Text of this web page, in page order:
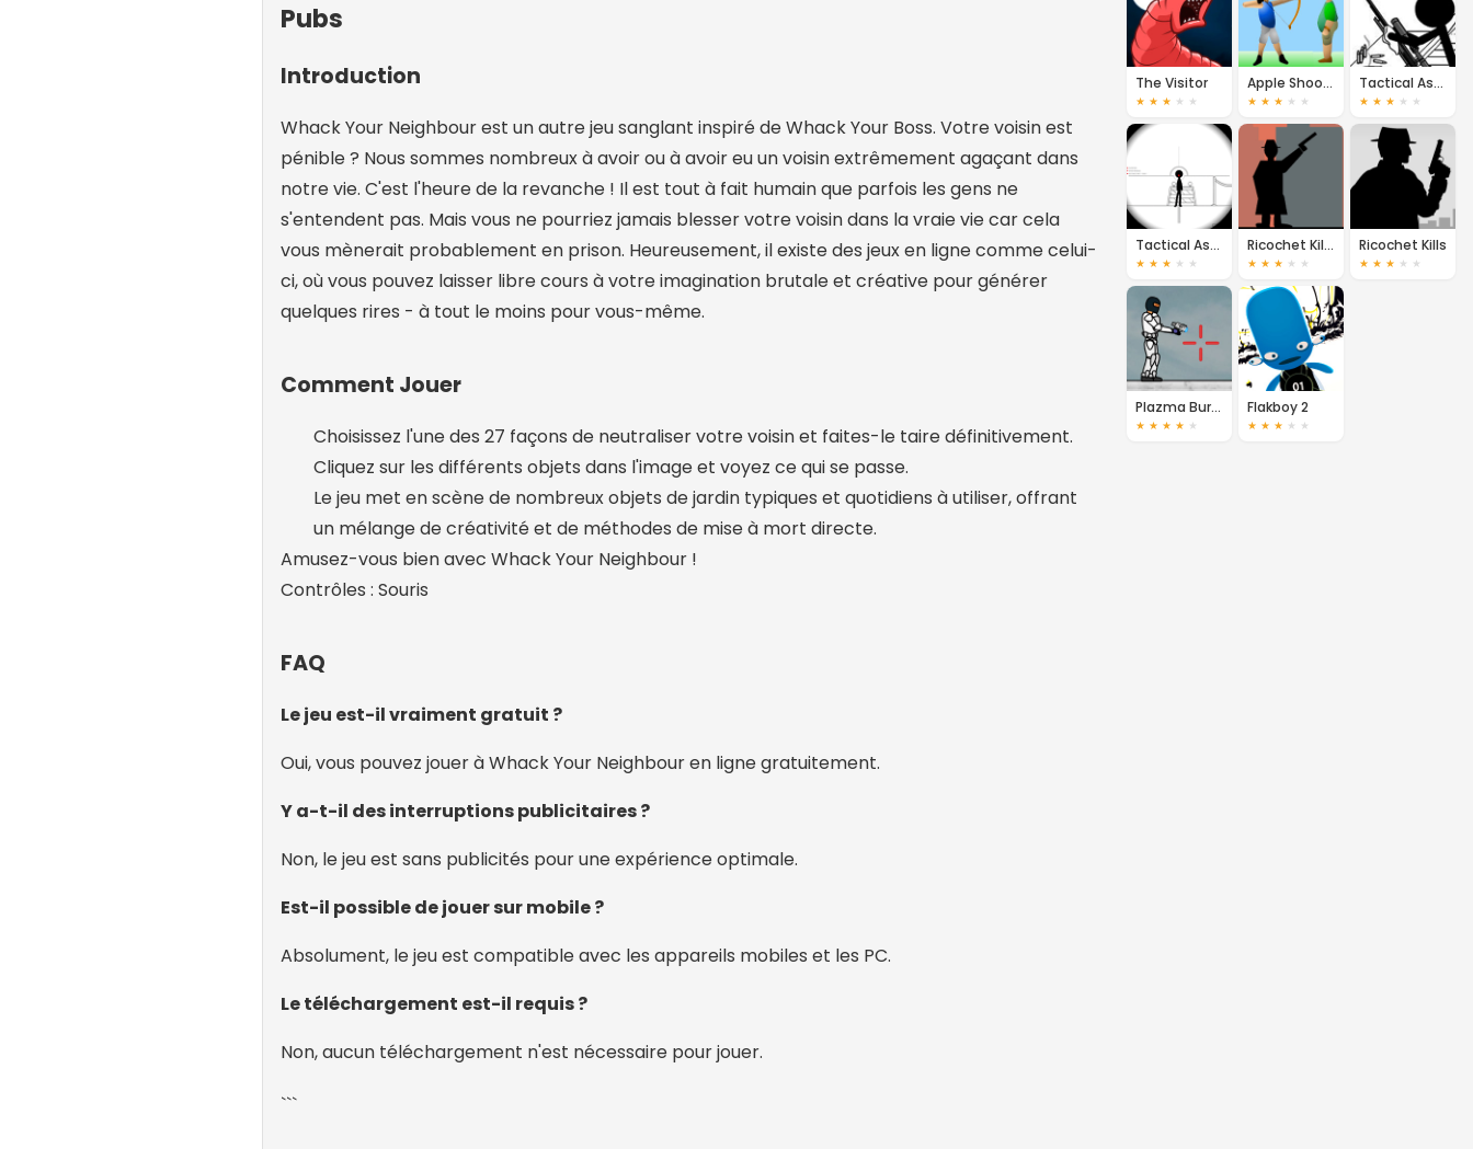
Pubs
Introduction
Whack Your Neighbour est un autre jeu sanglant inspiré de Whack Your Boss. Votre voisin est
pénible ? Nous sommes nombreux à avoir ou à avoir eu un voisin extrêmement agaçant dans
notre vie. C'est l'heure de la revanche ! Il est tout à fait humain que parfois les gens ne
s'entendent pas. Mais vous ne pourriez jamais blesser votre voisin dans la vraie vie car cela
vous mènerait probablement en prison. Heureusement, il existe des jeux en ligne comme celui-
ci, où vous pouvez laisser libre cours à votre imagination brutale et créative pour générer
quelques rires - à tout le moins pour vous-même.
Comment Jouer
Choisissez l'une des 27 façons de neutraliser votre voisin et faites-le taire définitivement.
Cliquez sur les différents objets dans l'image et voyez ce qui se passe.
Le jeu met en scène de nombreux objets de jardin typiques et quotidiens à utiliser, offrant
un mélange de créativité et de méthodes de mise à mort directe.
Amusez-vous bien avec Whack Your Neighbour !
Contrôles : Souris
FAQ
Le jeu est-il vraiment gratuit ?
Oui, vous pouvez jouer à Whack Your Neighbour en ligne gratuitement.
Y a-t-il des interruptions publicitaires ?
Non, le jeu est sans publicités pour une expérience optimale.
Est-il possible de jouer sur mobile ?
Absolument, le jeu est compatible avec les appareils mobiles et les PC.
Le téléchargement est-il requis ?
Non, aucun téléchargement n'est nécessaire pour jouer.
```
The Visitor
★ ★ ★ ★ ★
Apple Shooter
★ ★ ★ ★ ★
Tactical Assassin 2
★ ★ ★ ★ ★
Tactical Assassin
★ ★ ★ ★ ★
Ricochet Kills 2
★ ★ ★ ★ ★
Ricochet Kills
★ ★ ★ ★ ★
Plazma Burst
★ ★ ★ ★ ★
Flakboy 2
★ ★ ★ ★ ★